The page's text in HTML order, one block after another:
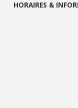
HORAIRES &